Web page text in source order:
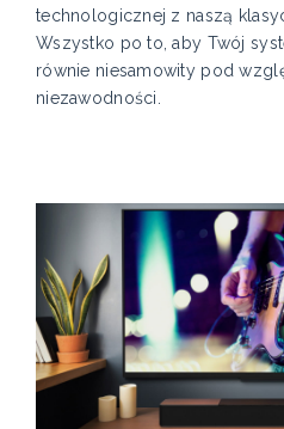
technologicznej z naszą
Wszystko po to, aby Twój
równie niesamowity pod
niezawodności.